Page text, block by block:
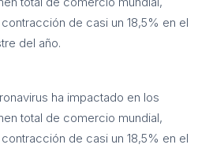
de casi un 18,5% en el
del año.
ha impactado en los
total de comercio mundial,
de casi un 18,5% en el